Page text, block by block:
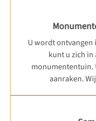
U wordt ontvangen
kunt u zich
monumententuin.
aanraken.